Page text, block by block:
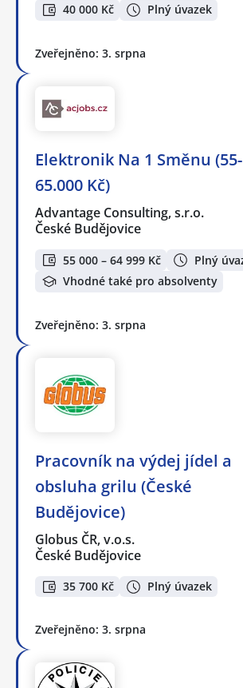
40 000 Kč Plný úvazek
Zveřejněno: 3. srpna
Elektronik Na 1 Směnu (55-
65.000 Kč)
Advantage Consulting, s.r.o.
České Budějovice
55 000 – 64 999 Kč
Plný
Vhodné také pro absolventy
Zveřejněno: 3. srpna
Pracovník na výdej jídel a
obsluha grilu (České
Budějovice)
Globus ČR, v.o.s.
České Budějovice
35 700 Kč Plný úvazek
Zveřejněno: 3. srpna